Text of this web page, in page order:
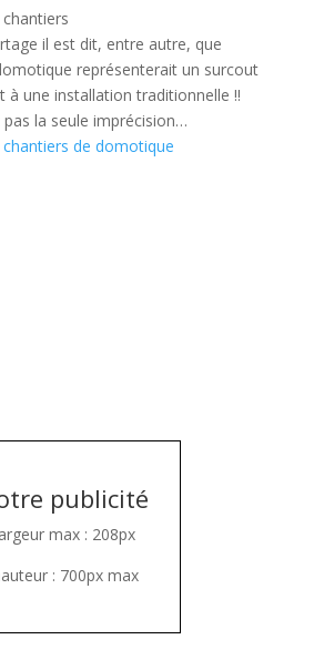
il est dit, entre autre, que
représenterait un surcout
à une installation traditionnelle !!
pas la seule imprécision…
de domotique
publicité
max : 208px
: 700px max